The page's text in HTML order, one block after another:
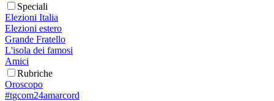
Speciali
Elezioni Italia
Elezioni estero
Grande Fratello
L'isola dei famosi
Amici
Rubriche
Oroscopo
#tgcom24amarcord